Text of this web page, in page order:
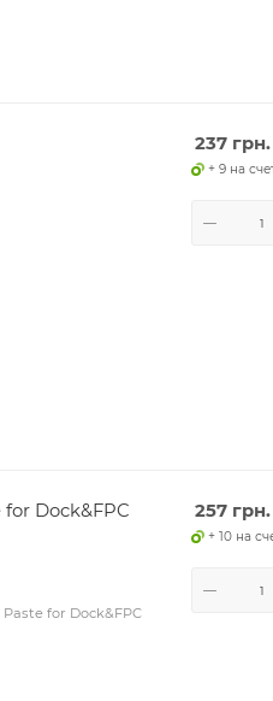
237 грн.
+ 9 на
Dock&FPC
for Dock&FPC
257 грн.
+ 10 на